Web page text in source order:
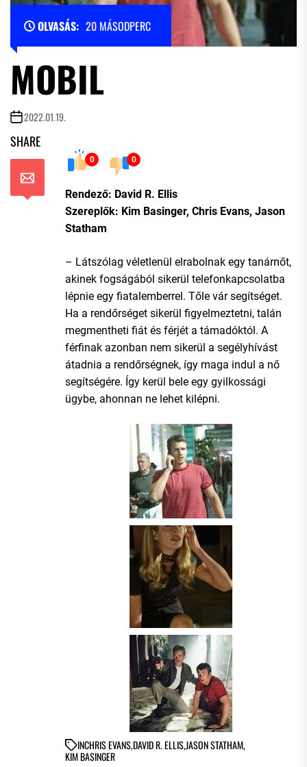
OLVASÁS: 20 MÁSODPERC
MOBIL
2022.01.19.
SHARE
0 0
Rendező: David R. Ellis
Szereplők: Kim Basinger, Chris Evans, Jason
Statham
– Látszólag véletlenül elrabolnak egy tanárnőt,
akinek fogságából sikerül telefonkapcsolatba
lépnie egy fiatalemberrel. Tőle vár segítséget.
Ha a rendőrséget sikerül figyelmeztetni, talán
megmentheti fiát és férjét a támadóktól. A
férfinak azonban nem sikerül a segélyhívást
átadnia a rendőrségnek, így maga indul a nő
segítségére. Így kerül bele egy gyilkossági
ügybe, ahonnan ne lehet kilépni.
INCHRIS EVANS,DAVID R. ELLIS,JASON STATHAM,
KIM BASINGER